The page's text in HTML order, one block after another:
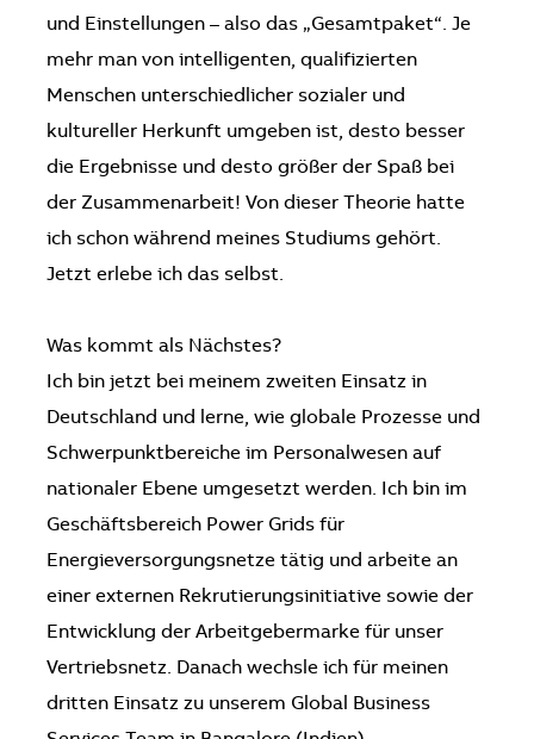
und Einstellungen – also das „Gesamtpaket“. Je
mehr man von intelligenten, qualifizierten
Menschen unterschiedlicher sozialer und
kultureller Herkunft umgeben ist, desto besser
die Ergebnisse und desto größer der Spaß bei
der Zusammenarbeit! Von dieser Theorie hatte
ich schon während meines Studiums gehört.
Jetzt erlebe ich das selbst.
Was kommt als Nächstes?
Ich bin jetzt bei meinem zweiten Einsatz in
Deutschland und lerne, wie globale Prozesse und
Schwerpunktbereiche im Personalwesen auf
nationaler Ebene umgesetzt werden. Ich bin im
Geschäftsbereich Power Grids für
Energieversorgungsnetze tätig und arbeite an
einer externen Rekrutierungsinitiative sowie der
Entwicklung der Arbeitgebermarke für unser
Vertriebsnetz. Danach wechsle ich für meinen
dritten Einsatz zu unserem Global Business